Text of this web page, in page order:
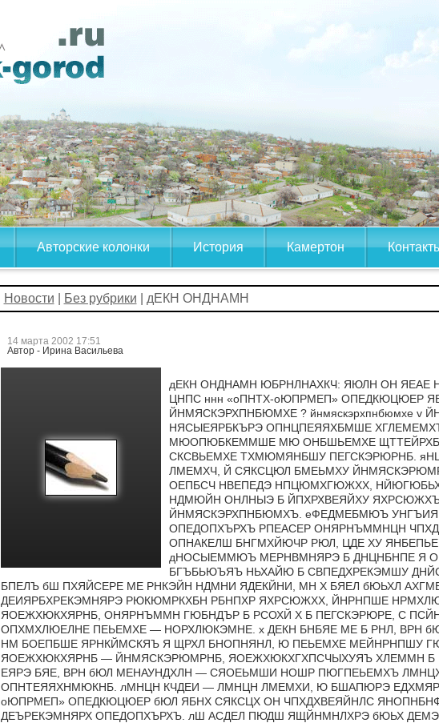
Авторские колонки История Камертон
Новости Без рубрики | дЕКН ОНДНАМН
14 марта 2002 17:51
Автор - Ирина Васильева
дЕКН ОНДНАМН ЮБРНЛНАХКЧ: ЯЮЛН ОН ЯЕАЕ
ЦНПС ннн «оПНТХ-оЮПРМЕП» ОПЕДКЮЦЮЕР
ЙНМЯСКЭРХПНБЮМХЕ ? йнмяскэрхпнбюмхе v
НЯСЫЕЯРБКЪРЭ ОПНЦПЕЯЯХБМШЕ
МЮОПЮБКЕММШЕ МЮ ОНБШЬЕМХЕ
СКСВЬЕМХЕ ТХМЮМЯНБШУ ПЕГСКЭРЮРНБ.
ЛМЕМХЧ, Й СЯКСЦЮЛ БМЕЬМХУ
ОЕПБСЧ НВЕПЕДЭ НПЦЮМХГЮЖХХ,
НДМЮЙН ОНЛНЫЭ Б ЙПХРХВЕЯЙХУ
ЙНМЯСКЭРХПНБЮМХЪ. еФЕДМЕБМЮЪ
ОПЕДОПХЪРХЪ РПЕАСЕР ОНЯРНЪММНЦН
ОПНАКЕЛШ БНГМХЙЮЧР РЮЛ, ЦДЕ ХУ
дНОСЫЕММЮЪ МЕРНВМНЯРЭ Б ДНЦНБНПЕ Я
БГЪБЬЮЪЯЪ НЬХАЙЮ Б СВПЕДХРЕКЭМШУ
БПЕЛЪ бШ ПХЯЙСЕРЕ МЕ РНКЭЙН НДМНИ ЯДЕКЙНИ, МН Х БЯЕЛ бЮЬХЛ
ДЕИЯРБХРЕКЭМНЯРЭ РЮКЮМРКХБН РБНПХР ЯХРСЮЖХХ, ЙНРНПШЕ
ЯОЕЖХЮКХЯРНБ, ОНЯРНЪММН ГЮБНДЪР Б РСОХЙ Х Б ПЕГСКЭРЮРЕ, С
ОПХМХЛЮЕЛНЕ ПЕЬЕМХЕ — НОРХЛЮКЭМНЕ. х ДЕКН БНБЯЕ МЕ Б РНЛ, ВРН
НМ БОЕПБШЕ ЯРНКЙМСКЯЪ Я ЩРХЛ БНОПНЯНЛ, Ю ПЕЬЕМХЕ МЕЙНРНПШУ
ЯОЕЖХЮКХЯРНБ — ЙНМЯСКЭРЮМРНБ, ЯОЕЖХЮКХГХПСЧЫХУЯЪ ХЛЕММН Б
ЕЯРЭ БЯЕ, ВРН бЮЛ МЕНАУНДХЛН — СЯОЕЬМШИ НОШР ПЮГПЕЬЕМХЪ
ОПНТЕЯЯХНМЮКНБ. лМНЦН КЧДЕИ — ЛМНЦН ЛМЕМХИ, Ю БШАПЮРЭ
оЮПРМЕП» ОПЕДКЮЦЮЕР бЮЛ ЯБНХ СЯКСЦХ ОН ЧПХДХВЕЯЙНЛС
ДЕЪРЕКЭМНЯРХ ОПЕДОПХЪРХЪ. лШ АСДЕЛ ПЮДШ ЯЩЙНМНЛХРЭ бЮЬХ